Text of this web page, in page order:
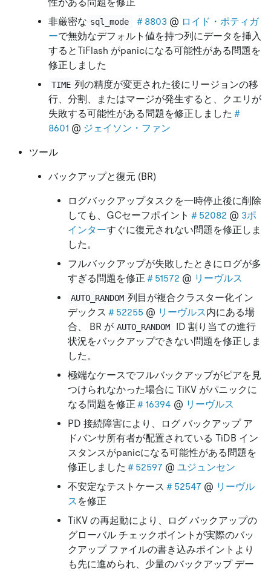
非厳密な sql_mode ＃8803 @ ロイド・ポティガ
ーで無効なデフォルト値を持つ列にデータを挿入
するとTiFlash がpanicになる可能性がある問題を
修正しました
TIME 列の精度が変更された後にリージョンの移
行、分割、またはマージが発生すると、クエリが
失敗する可能性がある問題を修正しました ＃
8601 @ ジェイソン・ファン
ツール
バックアップと復元 (BR)
ログバックアップタスクを一時停止後に削除
しても、GCセーフポイント ＃52082 @ 3ポ
インターすぐに復元されない問題を修正しま
した。
フルバックアップが失敗したときにログが多
すぎる問題を修正 ＃51572 @ リーヴルス
AUTO_RANDOM 列目が複合クラスター化イン
デックス ＃52255 @ リーヴルス内にある場
合、 BR が AUTO_RANDOM
ID 割り当ての進行
状況をバックアップできない問題を修正しま
した。
極端なケースでフルバックアップがピアを見
つけられなかった場合に TiKV がパニックに
なる問題を修正 ＃16394 @ リーヴルス
PD 接続障害により、ログ バックアップ ア
ドバンサ所有者が配置されている TiDB イン
スタンスがpanicになる可能性がある問題を
修正しました ＃52597 @ ユジュンセン
不安定なテストケース ＃52547 @ リーヴル
ス を修正
TiKV の再起動により、ログ バックアップの
グローバル チェックポイントが実際のバッ
クアップ ファイルの書き込みポイントより
も先に進められ、少量のバックアップ デー